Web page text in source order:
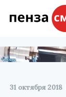
31 октября 2018